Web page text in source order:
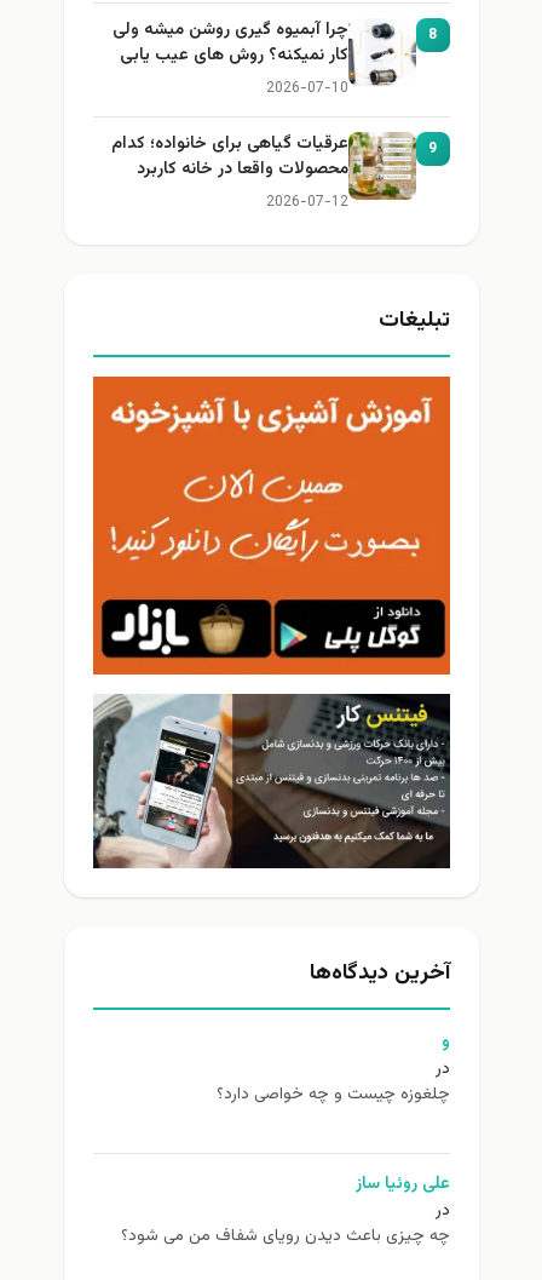
8
چرا آبمیوه گیری روشن میشه ولی
کار نمیکنه؟ روش های عیب یابی
2026-07-10
9
عرقیات گیاهی برای خانواده؛ کدام
محصولات واقعا در خانه کاربرد
دارند؟
2026-07-12
تبلیغات
آخرین دیدگاه‌ها
و
در
چلغوزه چیست و چه خواصی دارد؟
علی روئیا ساز
در
چه چیزی باعث دیدن رویای شفاف من می شود؟